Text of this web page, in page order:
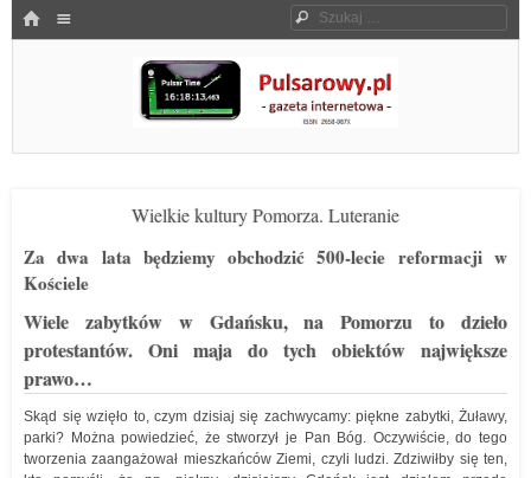
HOME Szukaj
Pulsarowy.pl
Wielkie kultury Pomorza. Luteranie
Za dwa lata będziemy obchodzić 500-lecie reformacji w
Kościele
Wiele zabytków w Gdańsku, na Pomorzu to dzieło
protestantów. Oni maja do tych obiektów największe
prawo…
Skąd się wzięło to, czym dzisiaj się zachwycamy: piękne zabytki, Żuławy,
parki? Można powiedzieć, że stworzył je Pan Bóg. Oczywiście, do tego
tworzenia zaangażował mieszkańców Ziemi, czyli ludzi. Zdziwiłby się ten,